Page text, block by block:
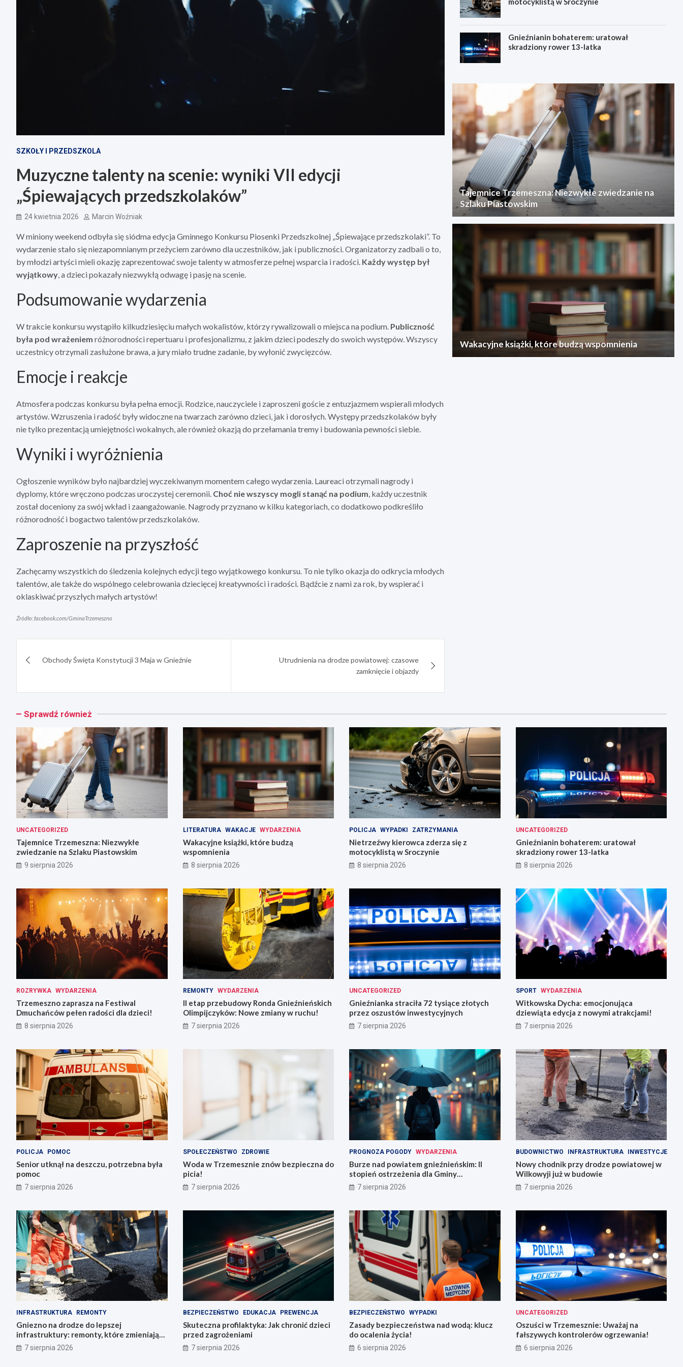
SZKOŁY I PRZEDSZKOLA
Muzyczne talenty na scenie: wyniki VII edycji
„Śpiewających przedszkolaków”
24 kwietnia 2026 Marcin Woźniak
W miniony weekend odbyła się siódma edycja Gminnego Konkursu Piosenki Przedszkolnej „Śpiewające przedszkolaki”. To
wydarzenie stało się niezapomnianym przeżyciem zarówno dla uczestników, jak i publiczności. Organizatorzy zadbali o to,
by młodzi artyści mieli okazję zaprezentować swoje talenty w atmosferze pełnej wsparcia i radości. Każdy występ był
wyjątkowy, a dzieci pokazały niezwykłą odwagę i pasję na scenie.
Podsumowanie wydarzenia
W trakcie konkursu wystąpiło kilkudziesięciu małych wokalistów, którzy rywalizowali o miejsca na podium. Publiczność
była pod wrażeniem różnorodności repertuaru i profesjonalizmu, z jakim dzieci podeszły do swoich występów. Wszyscy
uczestnicy otrzymali zasłużone brawa, a jury miało trudne zadanie, by wyłonić zwycięzców.
Emocje i reakcje
Atmosfera podczas konkursu była pełna emocji. Rodzice, nauczyciele i zaproszeni goście z entuzjazmem wspierali młodych
artystów. Wzruszenia i radość były widoczne na twarzach zarówno dzieci, jak i dorosłych. Występy przedszkolaków były
nie tylko prezentacją umiejętności wokalnych, ale również okazją do przełamania tremy i budowania pewności siebie.
Wyniki i wyróżnienia
Ogłoszenie wyników było najbardziej wyczekiwanym momentem całego wydarzenia. Laureaci otrzymali nagrody i
dyplomy, które wręczono podczas uroczystej ceremonii. Choć nie wszyscy mogli stanąć na podium, każdy uczestnik
został doceniony za swój wkład i zaangażowanie. Nagrody przyznano w kilku kategoriach, co dodatkowo podkreśliło
różnorodność i bogactwo talentów przedszkolaków.
Zaproszenie na przyszłość
Zachęcamy wszystkich do śledzenia kolejnych edycji tego wyjątkowego konkursu. To nie tylko okazja do odkrycia młodych
talentów, ale także do wspólnego celebrowania dziecięcej kreatywności i radości. Bądźcie z nami za rok, by wspierać i
oklaskiwać przyszłych małych artystów!
Źródło: facebook.com/GminaTrzemeszno
wpisuObchody Święta Konstytucji 3 Maja w Gnieźnie
Utrudnienia na drodze powiatowej: czasowe
zamknięcie i objazdy
Gnieźnianin bohaterem: uratował
skradziony rower 13-latka
Tajemnice Trzemeszna: Niezwykłe zwiedzanie na
Szlaku Piastowskim
Wakacyjne książki, które budzą wspomnienia
Sprawdź również
UNCATEGORIZED
Tajemnice Trzemeszna: Niezwykłe
zwiedzanie na Szlaku Piastowskim
9 sierpnia 2026
LITERATURA WAKACJE WYDARZENIA
Wakacyjne książki, które budzą
wspomnienia
8 sierpnia 2026
POLICJA WYPADKI ZATRZYMANIA
Nietrzeźwy kierowca zderza się z
motocyklistą w Sroczynie
8 sierpnia 2026
UNCATEGORIZED
Gnieźnianin bohaterem: uratował
skradziony rower 13-latka
8 sierpnia 2026
ROZRYWKA WYDARZENIA
Trzemeszno zaprasza na Festiwal
Dmuchańców pełen radości dla dzieci!
8 sierpnia 2026
REMONTY WYDARZENIA
II etap przebudowy Ronda Gnieźnieńskich
Olimpijczyków: Nowe zmiany w ruchu!
7 sierpnia 2026
UNCATEGORIZED
Gnieźnianka straciła 72 tysiące złotych
przez oszustów inwestycyjnych
7 sierpnia 2026
SPORT WYDARZENIA
Witkowska Dycha: emocjonująca
dziewiąta edycja z nowymi atrakcjami!
7 sierpnia 2026
POLICJA POMOC
Senior utknął na deszczu, potrzebna była
pomoc
7 sierpnia 2026
SPOŁECZEŃSTWO ZDROWIE
Woda w Trzemesznie znów bezpieczna do
picia!
7 sierpnia 2026
PROGNOZA POGODY WYDARZENIA
Burze nad powiatem gnieźnieńskim: II
stopień ostrzeżenia dla Gminy
Trzemeszno
7 sierpnia 2026
BUDOWNICTWO INFRASTRUKTURA INWESTYCJE
Nowy chodnik przy drodze powiatowej w
Wilkowyji już w budowie
7 sierpnia 2026
INFRASTRUKTURA REMONTY
Gniezno na drodze do lepszej
infrastruktury: remonty, które zmieniają
miasto
7 sierpnia 2026
BEZPIECZEŃSTWO EDUKACJA PREWENCJA
Skuteczna profilaktyka: Jak chronić dzieci
przed zagrożeniami
7 sierpnia 2026
BEZPIECZEŃSTWO WYPADKI
Zasady bezpieczeństwa nad wodą: klucz
do ocalenia życia!
6 sierpnia 2026
UNCATEGORIZED
Oszuści w Trzemesznie: Uważaj na
fałszywych kontrolerów ogrzewania!
6 sierpnia 2026